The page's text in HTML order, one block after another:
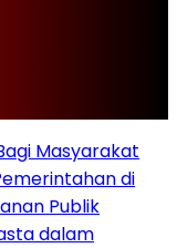
Masyarakat
di
Publik
dalam